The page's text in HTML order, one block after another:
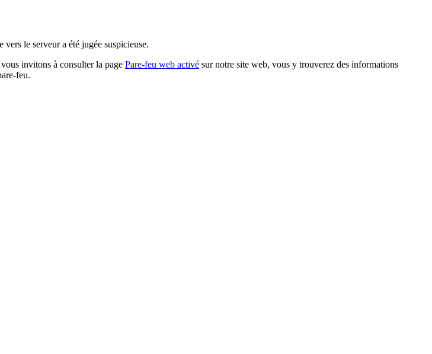
le serveur a été jugée suspicieuse.
invitons à consulter la page Pare-feu web activé sur notre site web, vous y trouverez des informations
feu.